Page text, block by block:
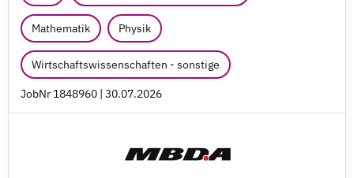
Mathematik Physik
Wirtschaftswissenschaften - sonstige
JobNr 1848960 | 30.07.2026